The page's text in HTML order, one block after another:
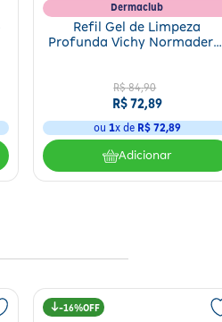
Dermaclub
Refil Gel de Limpeza
Profunda Vichy Normaderm
R$ 84,90
R$72,89
ou 1x de R$ 72,89
Adicionar
16%